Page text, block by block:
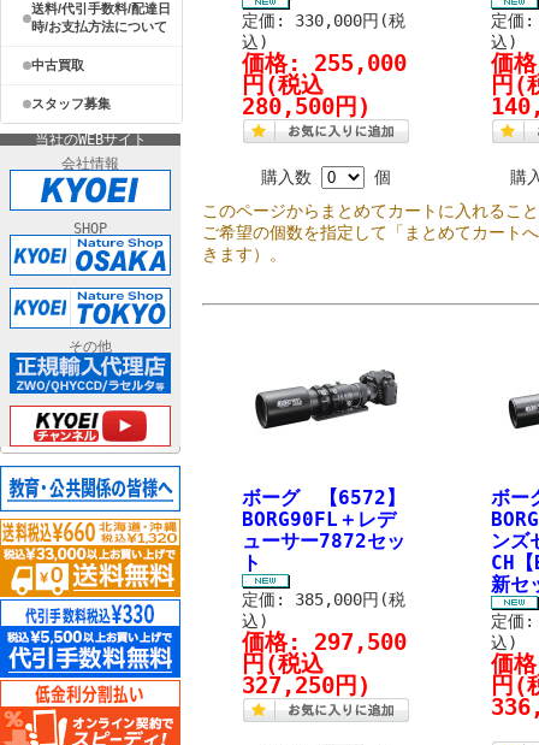
送料/代引手数料/配達日
時/お支払方法について
中古買取
スタッフ募集
当社のWEBサイト
会社情報
SHOP
その他
定価: 330,000円(税
込)
価格: 255,000
円 (税込
280,500円)
購入数 個
定価
込)
価
円 (
購
このページからまとめてカートに入れるこ
ご希望の個数を指定して「まとめてカート
きます）。
ボーグ 【6572】
BORG90FL＋レデ
ューサー7872セッ
ト
定価: 385,000円(税
込)
価格: 297,500
円 (税込
327,250円)
ボー
ンズ
CH
新セ
定価
込)
価
円 (